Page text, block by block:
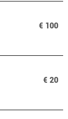
€ 100
€ 20